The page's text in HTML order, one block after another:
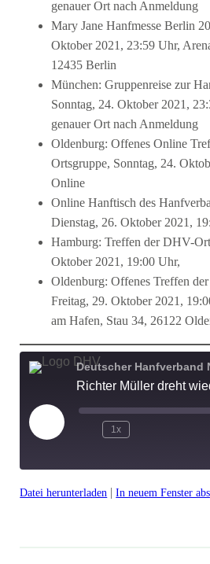
genauer Ort nach Anmeldung
Mary Jane Hanfmesse Berlin
Oktober 2021, 23:59 Uhr,
12435 Berlin
München: Gruppenreise zur
Sonntag, 24. Oktober 2021,
genauer Ort nach Anmeldung
Oldenburg: Offenes Online
Ortsgruppe, Sonntag, 24.
Online
Online Hanftisch des
Dienstag, 26. Oktober 2021,
Hamburg: Treffen der DHV-
Oktober 2021, 19:00 Uhr,
Oldenburg: Offenes Treffen
Freitag, 29. Oktober 2021,
am Hafen, Stau 34, 26122
Deutscher Hanfverband
Play
Episode
1x
Datei herunterladen |In neuem Fenster